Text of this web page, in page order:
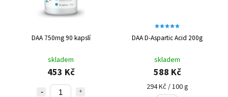
DAA 750mg 90 kapslí
skladem
453 Kč
DAA D-Aspartic Acid 200g
skladem
588 Kč
294 Kč / 100 g